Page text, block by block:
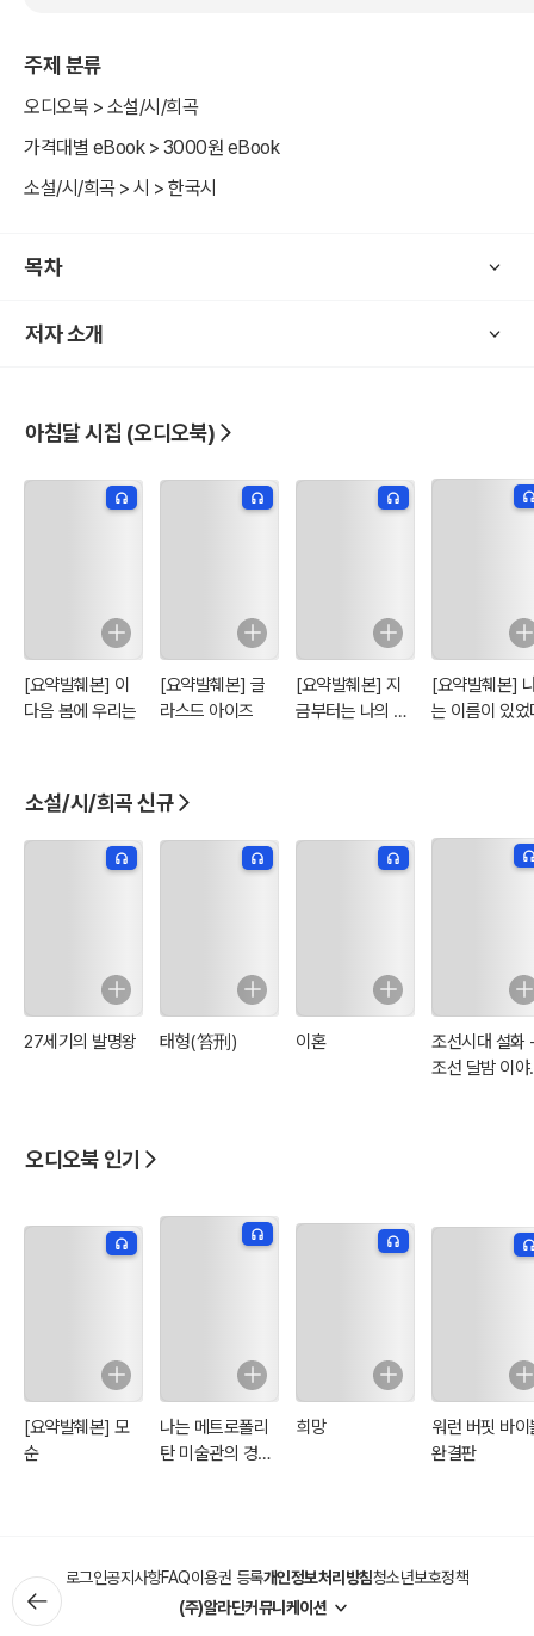
주제 분류
오디오북 > 소설/시/희곡
가격대별 eBook > 3000원 eBook
소설/시/희곡 > 시 > 한국시
목차
저자 소개
아침달 시집 (오디오북)
[요약발췌본] 이
다음 봄에 우리는
[요약발췌본] 글
라스드 아이즈
[요약발췌본] 지
금부터는 나의 입
[요약발췌본]
는 이름이 있었
소설/시/희곡 신규
27세기의 발명왕 태형(笞刑) 이혼
조선시대 설화
조선 달밤 이야
오디오북 인기
[요약발췌본] 모
순
나는 메트로폴리
탄 미술관의 경비
희망
워런 버핏 바이
완결판
로그인공지사항FAQ이용권 등록개인정보처리방침청소년보호정책
(주)알라딘커뮤니케이션